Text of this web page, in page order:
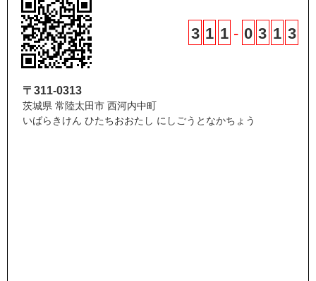
3 1 1 - 0 3 1 3
〒311-0313
茨城県 常陸太田市 西河内中町
いばらきけん ひたちおおたし にしごうとなかちょう